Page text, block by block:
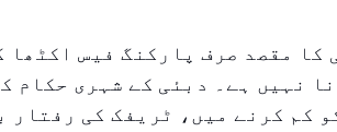
کا مقصد صرف پارکنگ فیس اکٹھا
نہیں ہے۔ دبئی کے شہری حکام
کم کرنے میں، ٹریفک کی رفتار